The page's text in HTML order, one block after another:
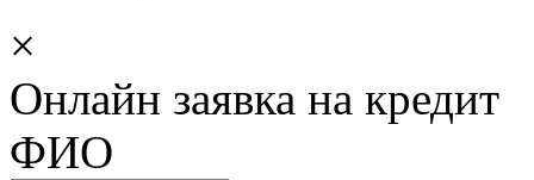
×
Онлайн заявка на кредит
ФИО